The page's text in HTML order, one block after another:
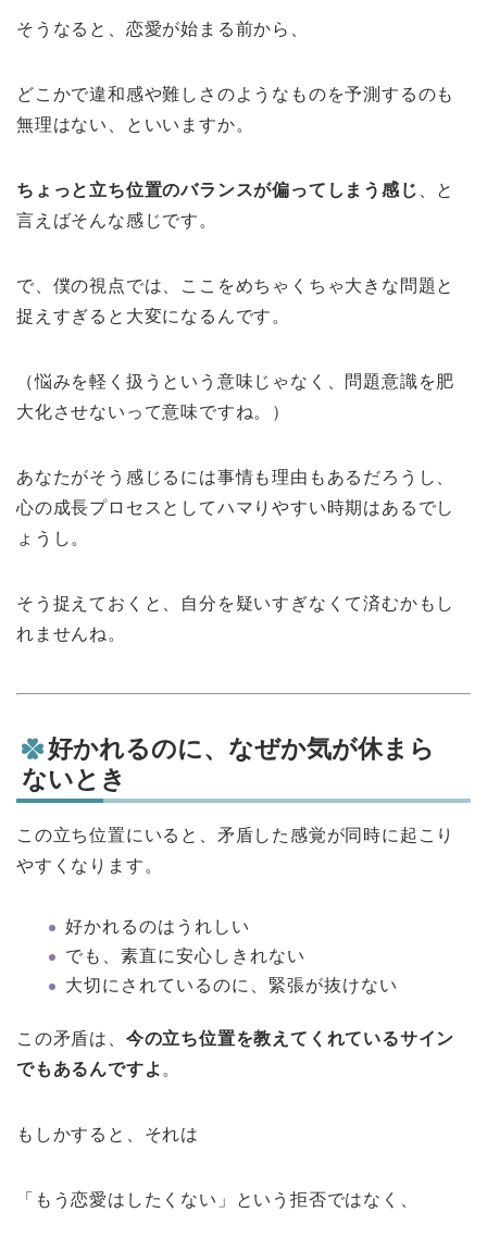
そうなると、恋愛が始まる前から、
どこかで違和感や難しさのようなものを予測するのも
無理はない、といいますか。
ちょっと立ち位置のバランスが偏ってしまう感じ 、と
言えばそんな感じです。
で、僕の視点では、ここをめちゃくちゃ大きな問題と
捉えすぎると大変になるんです。
（悩みを軽く扱うという意味じゃなく、問題意識を肥
大化させないって意味ですね。）
あなたがそう感じるには事情も理由もあるだろうし、
心の成長プロセスとしてハマりやすい時期はあるでし
ょうし。
そう捉えておくと、自分を疑いすぎなくて済むかもし
れませんね。
好かれるのに、なぜか気が休まら
ないとき
この立ち位置にいると、矛盾した感覚が同時に起こり
やすくなります。
好かれるのはうれしい
でも、素直に安心しきれない
大切にされているのに、緊張が抜けない
この矛盾は、 今の立ち位置を教えてくれているサイン
でもあるんですよ 。
もしかすると、それは
「もう恋愛はしたくない」という拒否ではなく、